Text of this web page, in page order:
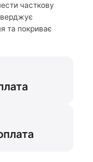
часткову
та покриває